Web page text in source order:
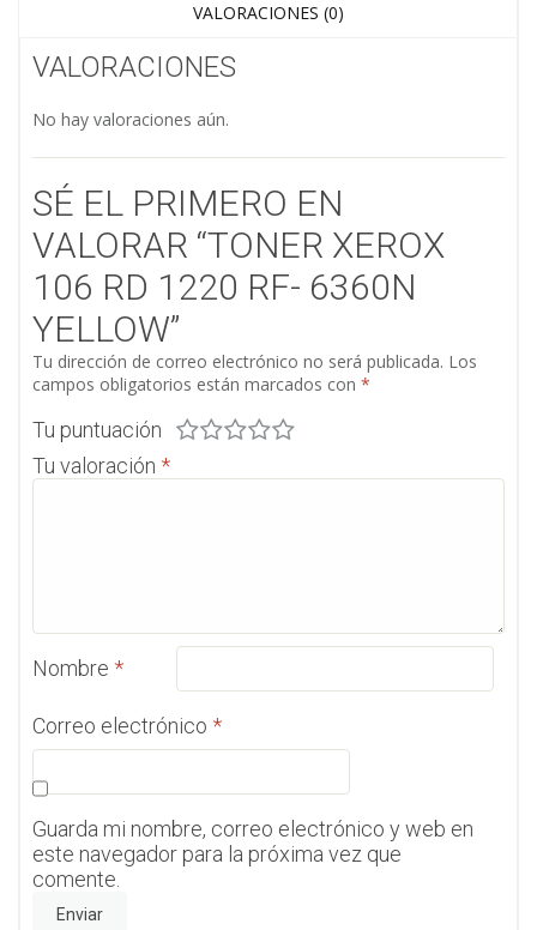
VALORACIONES (0)
VALORACIONES
No hay valoraciones aún.
SÉ EL PRIMERO EN
VALORAR “TONER XEROX
106 RD 1220 RF- 6360N
YELLOW”
Tu dirección de correo electrónico no será publicada. Los
campos obligatorios están marcados con *
Tu puntuación
Tu valoración *
Nombre *
Correo electrónico *
Guarda mi nombre, correo electrónico y web en
este navegador para la próxima vez que
comente.